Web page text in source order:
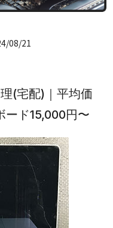
08/21
(宅配)｜平均価
ード15,000円〜